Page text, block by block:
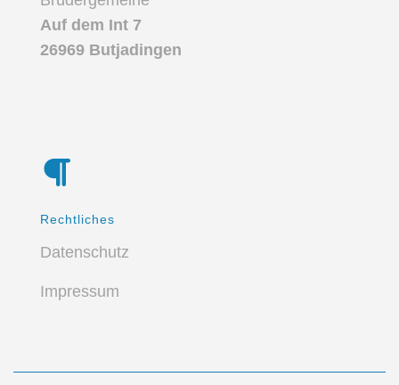
Auf dem Int 7
26969 Butjadingen
Rechtliches
Datenschutz
Impressum